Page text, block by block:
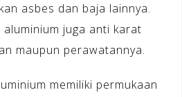
asbes dan baja lainnya.
juga anti karat
maupun perawatannya.
memiliki permukaan